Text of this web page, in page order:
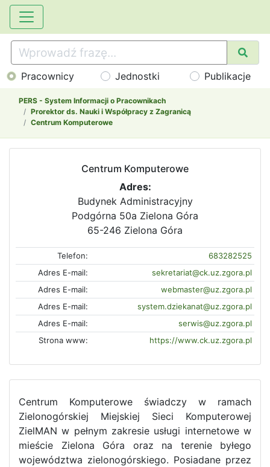
Pracownicy Jednostki Publikacje
PERS - System Informacji o Pracownikach
Prorektor ds. Nauki i Współpracy z Zagranicą
Centrum Komputerowe
Centrum Komputerowe
Adres:
Budynek Administracyjny
Podgórna 50a Zielona Góra
65-246 Zielona Góra
Telefon:
683282525
Adres E-mail:
sekretariat@ck.uz.zgora.pl
Adres E-mail:
webmaster@uz.zgora.pl
Adres E-mail:
system.dziekanat@uz.zgora.pl
Adres E-mail:
serwis@uz.zgora.pl
Strona www:
https://www.ck.uz.zgora.pl
Centrum Komputerowe świadczy w ramach
Zielonogórskiej Miejskiej Sieci Komputerowej
ZielMAN w pełnym zakresie usługi internetowe w
mieście Zielona Góra oraz na terenie byłego
województwa zielonogórskiego. Posiadane przez